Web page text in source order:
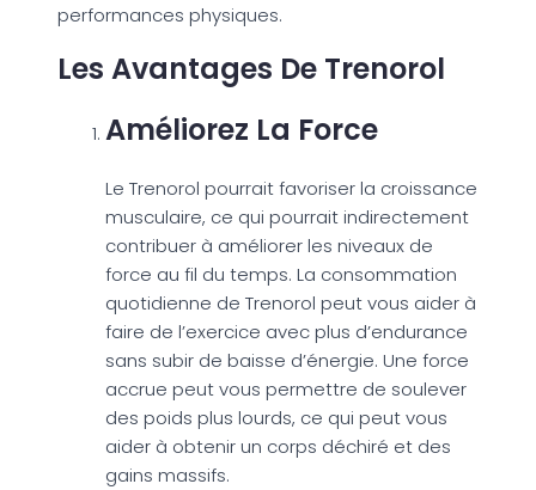
performances physiques.
Les Avantages De Trenorol
Améliorez La Force
Le Trenorol pourrait favoriser la croissance
musculaire, ce qui pourrait indirectement
contribuer à améliorer les niveaux de
force au fil du temps. La consommation
quotidienne de Trenorol peut vous aider à
faire de l’exercice avec plus d’endurance
sans subir de baisse d’énergie. Une force
accrue peut vous permettre de soulever
des poids plus lourds, ce qui peut vous
aider à obtenir un corps déchiré et des
gains massifs.